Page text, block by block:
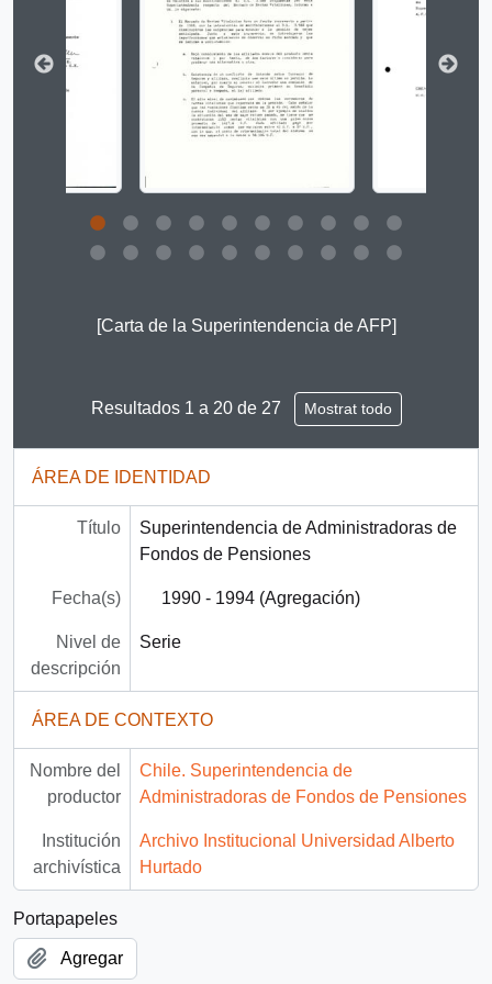
[Carta de la Superintendencia de AFP]
Resultados 1 a 20 de 27 Mostrat todo
ÁREA DE IDENTIDAD
Título
Superintendencia de Administradoras de
Fondos de Pensiones
Fecha(s) 1990 - 1994 (Agregación)
Nivel de
descripción
Serie
ÁREA DE CONTEXTO
Nombre del
productor
Chile. Superintendencia de
Administradoras de Fondos de Pensiones
Institución
archivística
Archivo Institucional Universidad Alberto
Hurtado
Portapapeles
Agregar